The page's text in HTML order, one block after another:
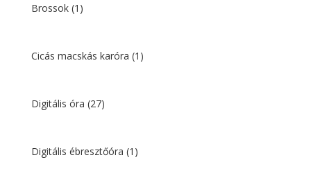
Brossok (1)
Cicás macskás karóra (1)
Digitális óra (27)
Digitális ébresztőóra (1)